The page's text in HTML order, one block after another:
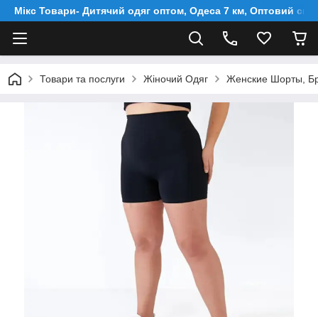
Мікс Товари- Дитячий одяг оптом, Одеса 7 км, Оптовий
Товари та послуги Жіночий Одяг Женские Шорты,